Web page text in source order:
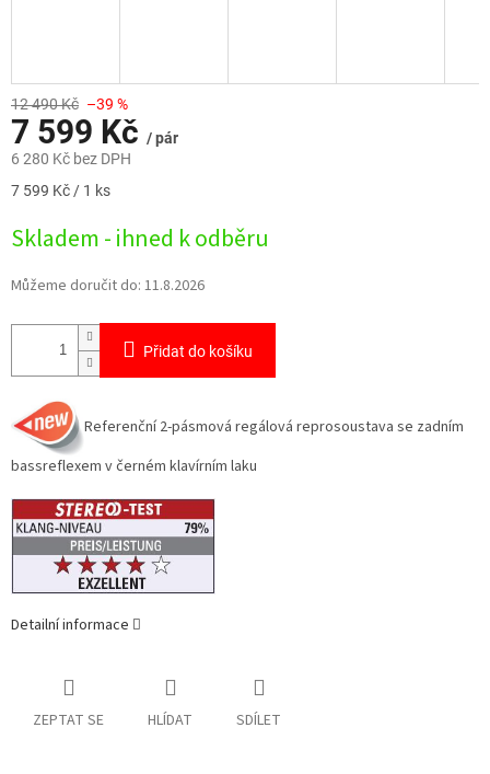
12 490 Kč –39 %
7 599 Kč / pár
6 280 Kč bez DPH
Měrná
7 599 Kč / 1 ks
Skladem - ihned k odběru
Můžeme doručit do: 11.8.2026
Přidat do košíku
Referenční 2-pásmová regálová reprosoustava se zadním
bassreflexem v černém klavírním laku
Detailní informace
ZEPTAT SE HLÍDAT SDÍLET